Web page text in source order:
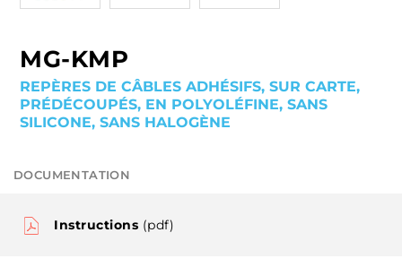
MG-KMP
REPÈRES DE CÂBLES ADHÉSIFS, SUR CARTE,
PRÉDÉCOUPÉS, EN POLYOLÉFINE, SANS
SILICONE, SANS HALOGÈNE
DOCUMENTATION
Instructions (pdf)